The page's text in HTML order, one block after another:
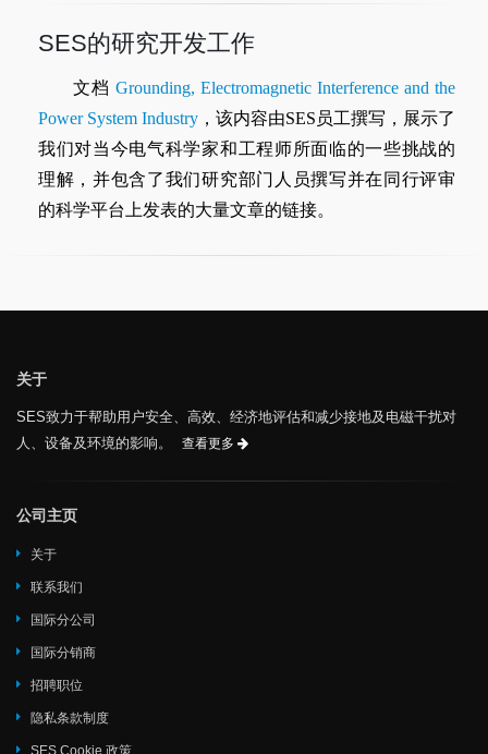
SES的研究开发工作
文档 Grounding, Electromagnetic Interference and the
Power System Industry ，该内容由SES员工撰写，展示了
我们对当今电气科学家和工程师所面临的一些挑战的
理解，并包含了我们研究部门人员撰写并在同行评审
的科学平台上发表的大量文章的链接。
关于
SES致力于帮助用户安全、高效、经济地评估和减少接地及电磁干扰对
人、设备及环境的影响。
查看更多
公司主页
关于
联系我们
国际分公司
国际分销商
招聘职位
隐私条款制度
SES Cookie 政策